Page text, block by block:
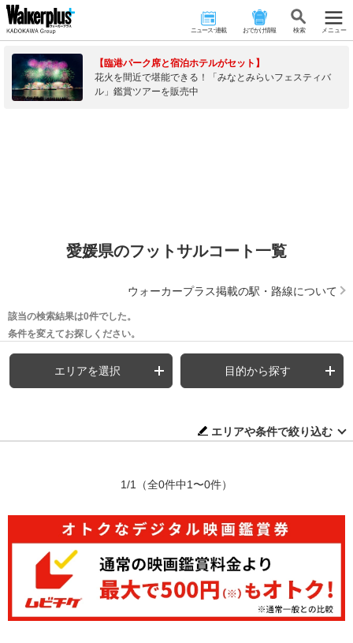
ニュース･連載 おでかけ情報 検 索 メニュー
【臨港パーク席と宿泊ホテルがセット】
花火を間近で堪能できる！「みなとみらいフェスティバ
ル」鑑賞ツアーを販売中
愛媛県のフットサルコート一覧
ウォーカープラス掲載の駅・路線について
該当の検索結果は0件でした。
条件を変えてお探しください。
エリアを選択 目的から探す
エリアや条件で絞り込む
1/1 （全0件中1〜0件）